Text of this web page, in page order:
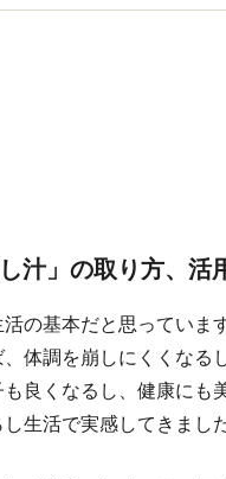
し汁」の取り方、活
の基本だと思っていま
体調を崩しにくくなる
も良くなるし、健康にも
生活で実感してきました